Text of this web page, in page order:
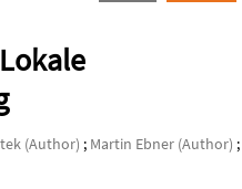
(Author) ; Martin Ebner (Author) ;